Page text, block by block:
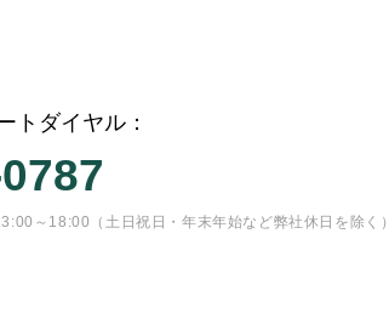
トダイヤル：
～18:00（土日祝日・年末年始など弊社休日を除く）